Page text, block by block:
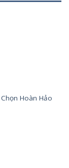
Hoàn Hảo